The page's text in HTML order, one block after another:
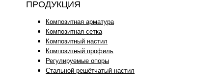
ПРОДУКЦИЯ
Композитная арматура
Композитная сетка
Композитный настил
Композитный профиль
Регулируемые опоры
Стальной решётчатый настил